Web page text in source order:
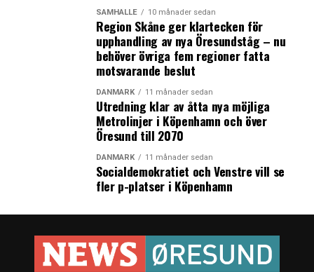
BioInnovation Institute stöttar nordisk life science med
knappt 25 miljoner danska kronor i nytt program
Danska forskare vill testa antikroppstest för corona på
SAMHÄLLE 10 månader sedan
Region Skåne ger klartecken för
upphandling av nya Öresundståg – nu
behöver övriga fem regioner fatta
motsvarande beslut
DANMARK 11 månader sedan
Utredning klar av åtta nya möjliga
Metrolinjer i Köpenhamn och över
Öresund till 2070
DANMARK 11 månader sedan
Socialdemokratiet och Venstre vill se
fler p-platser i Köpenhamn